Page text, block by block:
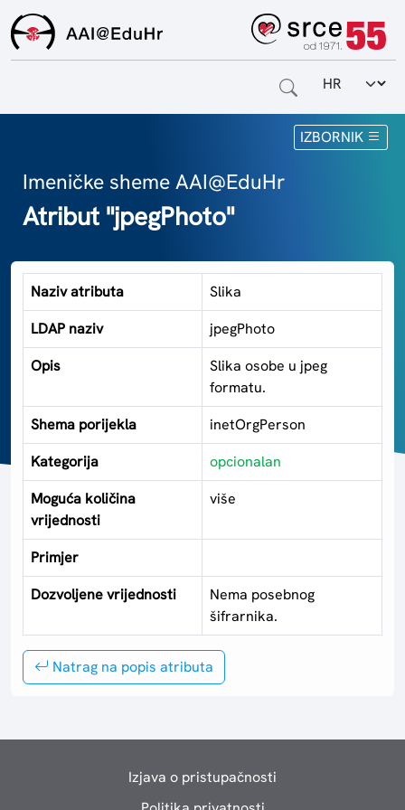
Odabir
IZBORNIK
Za krajnje korisnike
Za davatelje usluga
O sustavu
Kontakt
Imeničke sheme AAI@EduHr
Atribut "jpegPhoto"
Naziv atributa
Slika
LDAP naziv
jpegPhoto
Opis
Slika osobe u jpeg
formatu.
Shema porijekla
inetOrgPerson
Kategorija
opcionalan
Moguća količina
vrijednosti
više
Primjer
Dozvoljene vrijednosti
Nema posebnog
šifrarnika.
Natrag na popis atributa
Izjava o pristupačnosti